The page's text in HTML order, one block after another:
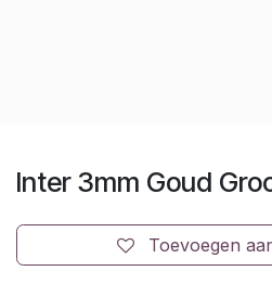
Inter 3mm Goud
Toevoegen